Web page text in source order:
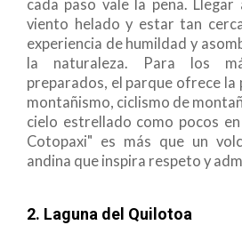
cada paso vale la pena.
viento helado y estar tan
experiencia de humildad y
la naturaleza. Para los
preparados, el parque ofrece la
montañismo, ciclismo de
cielo estrellado como pocos
Cotopaxi" es más que un
andina que inspira respeto y
2. Laguna del Quilotoa